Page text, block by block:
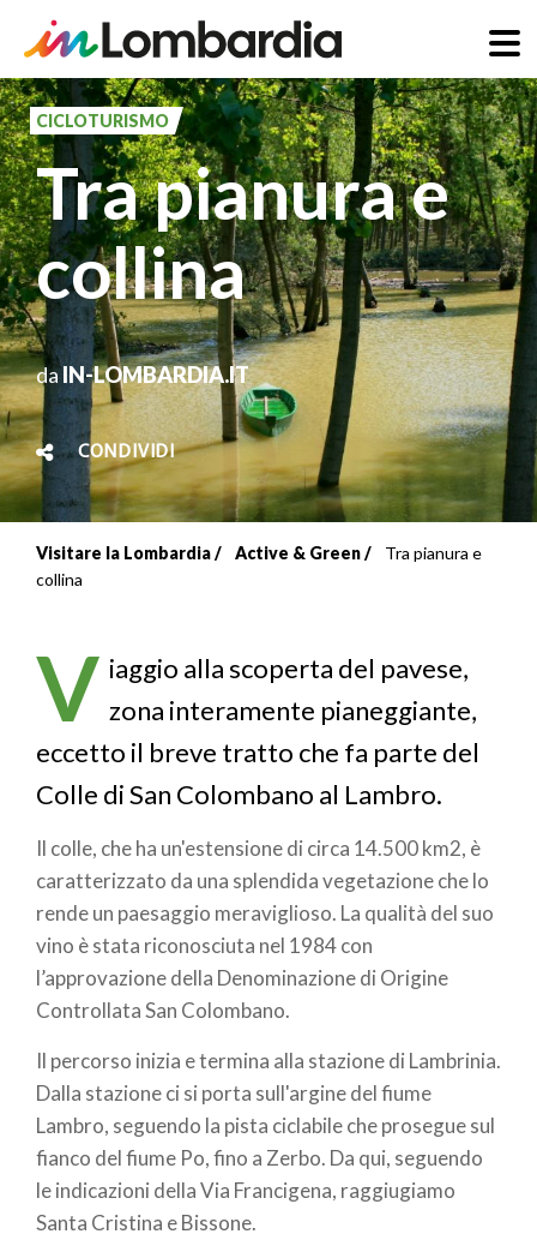
Salta
al
contenuto
principale
CICLOTURISMO
Tra pianura e
collina
daIN-LOMBARDIA.IT
CONDIVIDI
Briciole
pane
Visitare la Lombardia Active & Green
Tra pianura e
collina
V iaggio alla scoperta del pavese,
zona interamente pianeggiante,
eccetto il breve tratto che fa parte del
Colle di San Colombano al Lambro.
Il colle, che ha un'estensione di circa 14.500 km2, è
caratterizzato da una splendida vegetazione che lo
rende un paesaggio meraviglioso. La qualità del suo
vino è stata riconosciuta nel 1984 con
l’approvazione della Denominazione di Origine
Controllata San Colombano.
Il percorso inizia e termina alla stazione di Lambrinia.
Dalla stazione ci si porta sull'argine del fiume
Lambro, seguendo la pista ciclabile che prosegue sul
fianco del fiume Po, fino a Zerbo. Da qui, seguendo
le indicazioni della Via Francigena, raggiugiamo
Santa Cristina e Bissone.